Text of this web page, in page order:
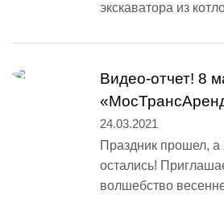
экскаватора из
Видео-отчет! 8
24.03.2021
Праздник прошел, а
остались!
волшебство